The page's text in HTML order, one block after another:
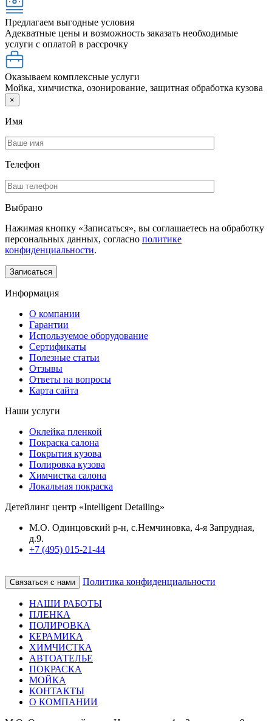
Предлагаем выгодные условия
Адекватные цены и возможность заказать необходимые
услуги с оплатой в рассрочку
Оказываем комплексные услуги
Мойка, химчистка, озонирование, защитная обработка кузова
×
Имя
Телефон
Выбрано
Нажимая кнопку «Записаться», вы соглашаетесь на обработку
персональных данных, согласно политике
конфиденциальности.
Информация
О компании
Гарантии
Используемое оборудование
Сертификаты
Полезные статьи
Отзывы
Ответы на вопросы
Карта сайта
Наши услуги
Оклейка пленкой
Покраска салона
Покрытия кузова
Полировка кузова
Химчистка салона
Локальная покраска
Детейлинг центр «Intelligent Detailing»
М.О. Одинцовский р-н, с.Немчиновка, 4-я Запрудная,
д.9.
+7 (495) 015-21-44
Связаться с нами Политика конфиденциальности
НАШИ РАБОТЫ
ПЛЕНКА
ПОЛИРОВКА
КЕРАМИКА
ХИМЧИСТКА
АВТОАТЕЛЬЕ
ПОКРАСКА
МОЙКА
КОНТАКТЫ
О КОМПАНИИ